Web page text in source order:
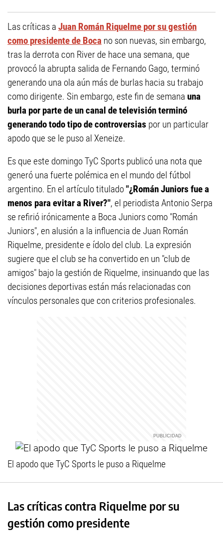
Las críticas a Juan Román Riquelme por su gestión
como presidente de Boca no son nuevas, sin embargo,
tras la derrota con River de hace una semana, que
provocó la abrupta salida de Fernando Gago, terminó
generando una ola aún más de burlas hacia su trabajo
como dirigente. Sin embargo, este fin de semana una
burla por parte de un canal de televisión terminó
generando todo tipo de controversias por un particular
apodo que se le puso al Xeneize.
Es que este domingo TyC Sports publicó una nota que
generó una fuerte polémica en el mundo del fútbol
argentino. En el artículo titulado"¿Román Juniors fue a
menos para evitar a River?", el periodista Antonio Serpa
se refirió irónicamente a Boca Juniors como "Román
Juniors", en alusión a la influencia de Juan Román
Riquelme, presidente e ídolo del club. La expresión
sugiere que el club se ha convertido en un "club de
amigos" bajo la gestión de Riquelme, insinuando que las
decisiones deportivas están más relacionadas con
vínculos personales que con criterios profesionales.
El apodo que TyC Sports le puso a Riquelme
Las críticas contra Riquelme por su
gestión como presidente